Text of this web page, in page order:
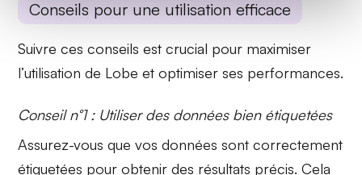
Conseils pour une utilisation efficace
Suivre ces conseils est crucial pour maximiser
l’utilisation de Lobe et optimiser ses performances.
Conseil n°1 : Utiliser des données bien étiquetées
Assurez-vous que vosdonnées sont correctement
étiquetées pour obtenir des résultats précis. Cela